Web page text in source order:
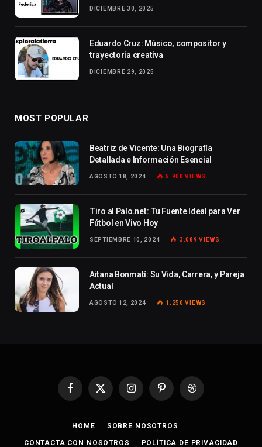
DICIEMBRE 30, 2025
Eduardo Cruz: Músico, compositor y
trayectoria creativa
DICIEMBRE 29, 2025
MOST POPULAR
Beatriz de Vicente: Una Biografía
Detallada e Información Esencial
AGOSTO 18, 2024 5.900VIEWS
Tiro al Palo.net: Tu Fuente Ideal para Ver
Fútbol en Vivo Hoy
SEPTIEMBRE 10, 2024 3.089VIEWS
Aitana Bonmatí: Su Vida, Carrera, y Pareja
Actual
AGOSTO 12, 2024 1.250VIEWS
Facebook
X
InstagramPinterestDribbble
HOME SOBRE NOSOTROS
CONTACTA CON NOSOTROS POLÍTICA DE PRIVACIDAD